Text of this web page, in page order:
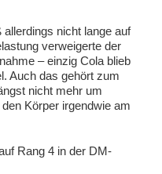
nicht lange auf
verweigerte der
– einzig Cola blieb
Auch das gehört zum
nicht mehr um
Körper irgendwie am
Rang 4 in der DM-